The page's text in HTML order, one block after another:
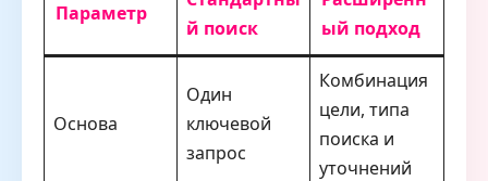
Параметр
й поиск
ый подход
Основа
Один
ключевой
запрос
Комбинация
цели, типа
поиска и
уточнений